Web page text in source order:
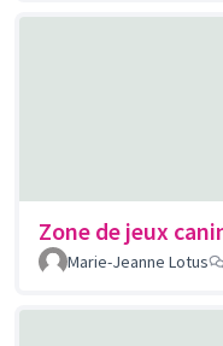
Zone de jeux
Marie-Jeanne Lotus